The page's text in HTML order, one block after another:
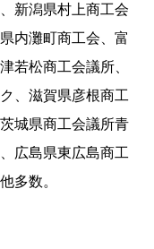
新潟県村上商工会
内灘町商工会、富
若松商工会議所、
、滋賀県彦根商工
城県商工会議所青
広島県東広島商工
多数。